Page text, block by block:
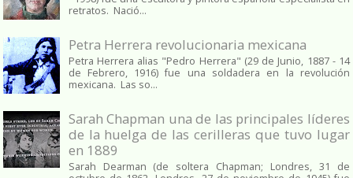
retratos. Nació...
Petra Herrera revolucionaria mexicana
Petra Herrera alias "Pedro Herrera" (29 de Junio, 1887 - 14
de Febrero, 1916) fue una soldadera en la revolución
mexicana. Las so...
Sarah Chapman una de las principales líderes
de la huelga de las cerilleras que tuvo lugar
en 1889
Sarah Dearman (de soltera Chapman; Londres, 31 de